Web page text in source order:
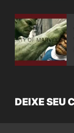
DEIXE SEU